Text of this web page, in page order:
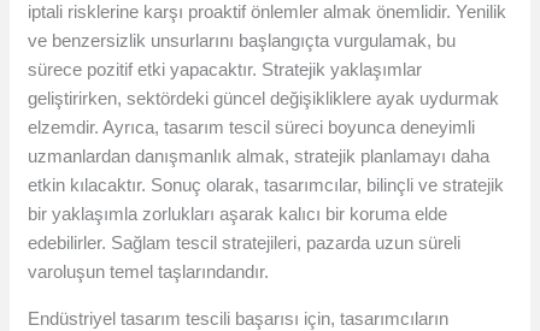
iptali risklerine karşı proaktif önlemler almak önemlidir. Yenilik
ve benzersizlik unsurlarını başlangıçta vurgulamak, bu
sürece pozitif etki yapacaktır. Stratejik yaklaşımlar
geliştirirken, sektördeki güncel değişikliklere ayak uydurmak
elzemdir. Ayrıca, tasarım tescil süreci boyunca deneyimli
uzmanlardan danışmanlık almak, stratejik planlamayı daha
etkin kılacaktır. Sonuç olarak, tasarımcılar, bilinçli ve stratejik
bir yaklaşımla zorlukları aşarak kalıcı bir koruma elde
edebilirler. Sağlam tescil stratejileri, pazarda uzun süreli
varoluşun temel taşlarındandır.
Endüstriyel tasarım tescili başarısı için, tasarımcıların